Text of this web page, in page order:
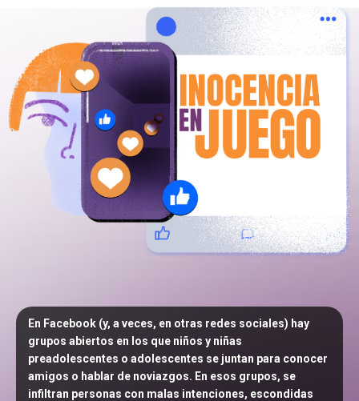
En Facebook (y, a veces, en otras redes sociales) hay
grupos abiertos en los que niños y niñas
preadolescentes o adolescentes se juntan para conocer
amigos o hablar de noviazgos. En esos grupos, se
infiltran personas con malas intenciones, escondidas